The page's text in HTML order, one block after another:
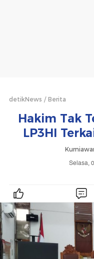
detikNews Berita
Hakim Tak
LP3HI
Selasa,